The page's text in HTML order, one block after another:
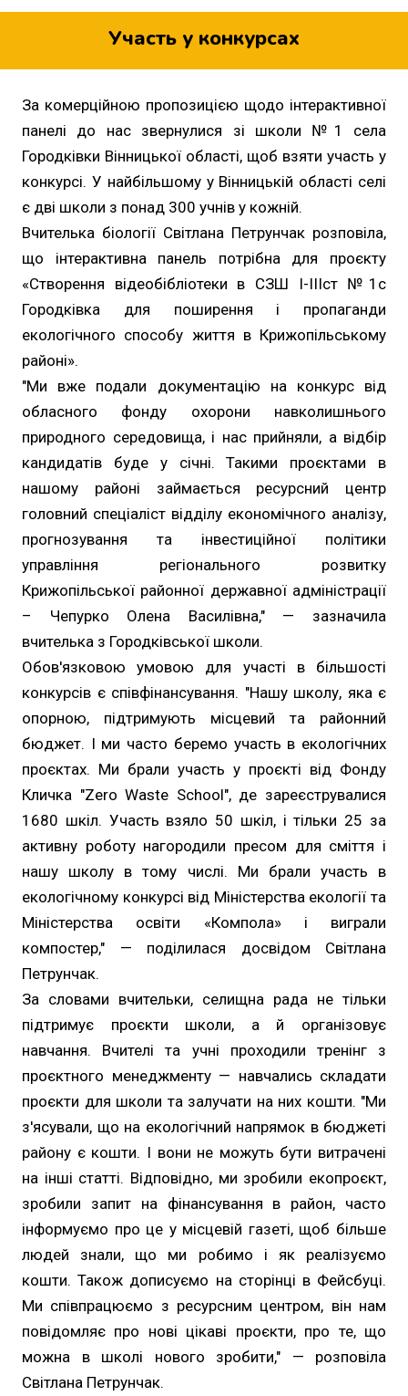
Участь у конкурсах
За комерційною пропозицією щодо інтерактивної
панелі до нас звернулися зі школи №1 села
Городківки Вінницької області, щоб взяти участь у
конкурсі. У найбільшому у Вінницькій області селі
є дві школи з понад 300 учнів у кожній.
Вчителька біології Світлана Петрунчак розповіла,
що інтерактивна панель потрібна для проєкту
«Створення відеобібліотеки в СЗШ І-ІІІст №1с
Городківка для поширення і пропаганди
екологічного способу життя в Крижопільському
районі».
"Ми вже подали документацію на конкурс від
обласного фонду охорони навколишнього
природного середовища, і нас прийняли, а відбір
кандидатів буде у січні. Такими проєктами в
нашому районі займається ресурсний центр
головний спеціаліст відділу економічного аналізу,
прогнозування та інвестиційної політики
управління регіонального розвитку
Крижопільської районної державної адміністрації
– Чепурко Олена Василівна," — зазначила
вчителька з Городківської школи.
Обов'язковою умовою для участі в більшості
конкурсів є співфінансування. "Нашу школу, яка є
опорною, підтримують місцевий та районний
бюджет. І ми часто беремо участь в екологічних
проєктах. Ми брали участь у проєкті від Фонду
Кличка "Zero Waste School", де зареєструвалися
1680 шкіл. Участь взяло 50 шкіл, і тільки 25 за
активну роботу нагородили пресом для сміття і
нашу школу в тому числі. Ми брали участь в
екологічному конкурсі від Міністерства екології та
Міністерства освіти «Компола» і виграли
компостер," — поділилася досвідом Світлана
Петрунчак.
За словами вчительки, селищна рада не тільки
підтримує проєкти школи, а й організовує
навчання. Вчителі та учні проходили тренінг з
проєктного менеджменту — навчались складати
проєкти для школи та залучати на них кошти. "Ми
з'ясували, що на екологічний напрямок в бюджеті
району є кошти. І вони не можуть бути витрачені
на інші статті. Відповідно, ми зробили екопроєкт,
зробили запит на фінансування в район, часто
інформуємо про це у місцевій газеті, щоб більше
людей знали, що ми робимо і як реалізуємо
кошти. Також дописуємо на сторінці в Фейсбуці.
Ми співпрацюємо з ресурсним центром, він нам
повідомляє про нові цікаві проєкти, про те, що
можна в школі нового зробити," — розповіла
Світлана Петрунчак.